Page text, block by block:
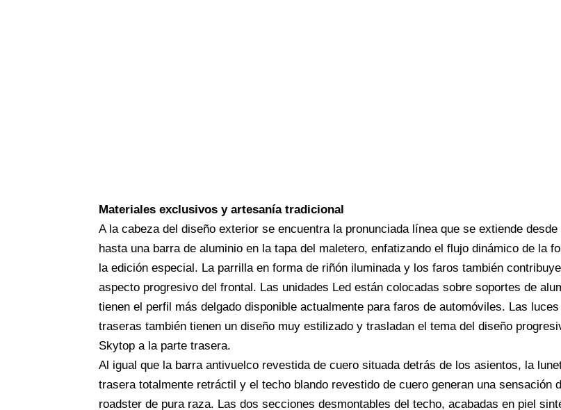
Materiales exclusivos y artesanía tradicional
A la cabeza del diseño exterior se encuentra la pronunciada línea que se extiende desde
hasta una barra de aluminio en la tapa del maletero, enfatizando el flujo dinámico de la
la edición especial. La parrilla en forma de riñón iluminada y los faros también
aspecto progresivo del frontal. Las unidades Led están colocadas sobre soportes de
tienen el perfil más delgado disponible actualmente para faros de automóviles. Las luces
traseras también tienen un diseño muy estilizado y trasladan el tema del diseño
Skytop a la parte trasera.
Al igual que la barra antivuelco revestida de cuero situada detrás de los asientos, la
trasera totalmente retráctil y el techo blando revestido de cuero generan una sensación
roadster de pura raza. Las dos secciones desmontables del techo, acabadas en piel